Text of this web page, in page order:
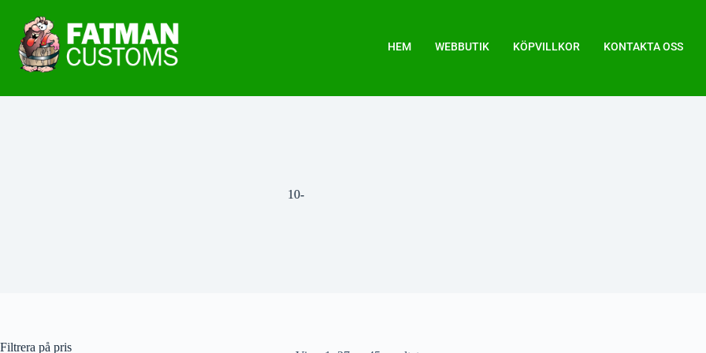
HEM WEBBUTIK KÖPVILLKOR KONTAKTA OSS
10-
Filtrera på pris